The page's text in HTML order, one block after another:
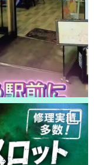
ー交換をさせて頂きまし
理をさせて頂きました！
換をさせて頂きました！
ラス交換をさせて頂きま
をさせて頂きました！